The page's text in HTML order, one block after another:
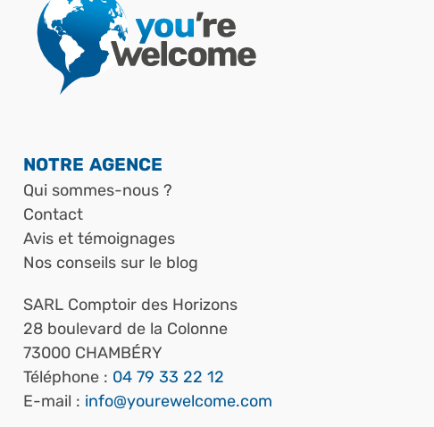
NOTRE AGENCE
Qui sommes-nous ?
Contact
Avis et témoignages
Nos conseils sur le blog
SARL Comptoir des Horizons
28 boulevard de la Colonne
73000 CHAMBÉRY
Téléphone : 04 79 33 22 12
E-mail : info@yourewelcome.com